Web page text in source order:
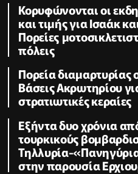
Κορυφώνονται οι
και τιμής για Ισαάκ
Πορείες
πόλεις
Πορεία διαμαρτυρίας
Βάσεις Ακρωτηρίου
στρατιωτικές κεραίες
Εξήντα δυο χρόνια
τουρκικούς
Τηλλυρία-
στην παρουσία